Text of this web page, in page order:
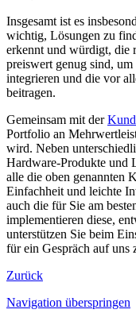
Insgesamt ist es
wichtig, Lösungen zu
erkennt und würdigt, die
preiswert genug sind,
integrieren und die vor
beitragen.
Gemeinsam mit der
Portfolio an
wird. Neben
Hardware-Produkte und
alle die oben genannten
Einfachheit und leichte
auch die für Sie am
implementieren diese,
unterstützen Sie beim
für ein Gespräch auf uns
Zurück
Navigation überspringen